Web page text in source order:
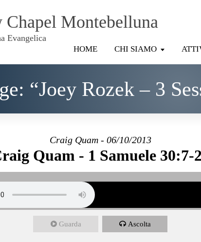
Chapel Montebelluna
Evangelica
HOME CHI SIAMO
“Joey Rozek – 3
Craig Quam - 06/10/2013
Quam - 1 Samuele 30:7-
Guarda Ascolta